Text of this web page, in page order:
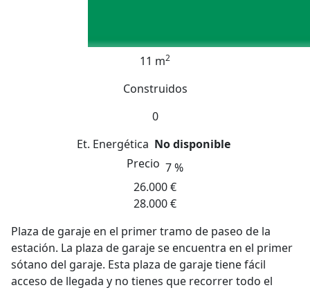
11 m2
Construidos
0
Et. Energética No disponible
Precio 7 %
26.000 €
28.000 €
Plaza de garaje en el primer tramo de paseo de la
estación. La plaza de garaje se encuentra en el primer
sótano del garaje. Esta plaza de garaje tiene fácil
acceso de llegada y no tienes que recorrer todo el